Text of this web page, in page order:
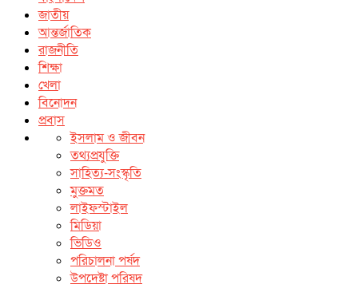
জাতীয়
আন্তর্জাতিক
রাজনীতি
শিক্ষা
খেলা
বিনোদন
প্রবাস
ইসলাম ও জীবন
তথ্যপ্রযুক্তি
সাহিত্য-সংস্কৃতি
মুক্তমত
লাইফস্টাইল
মিডিয়া
ভিডিও
পরিচালনা পর্ষদ
উপদেষ্টা পরিষদ